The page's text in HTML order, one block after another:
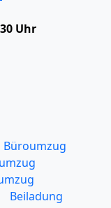
Uhr
Büroumzug
Beiladung